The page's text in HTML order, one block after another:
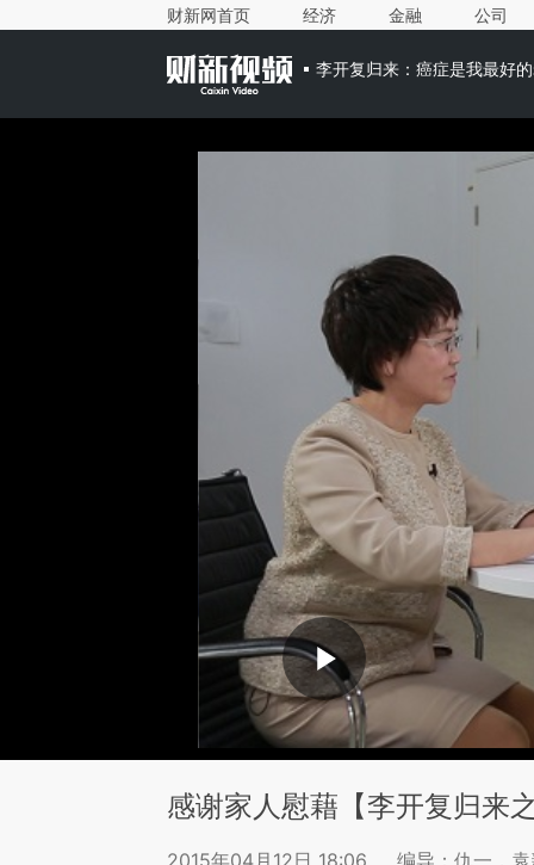
财新网首页 经济 金融 公司
李开复归来：癌症是我最好
感谢家人慰藉【李开复归来
2015年04月12日 18:06
编导：仇一，